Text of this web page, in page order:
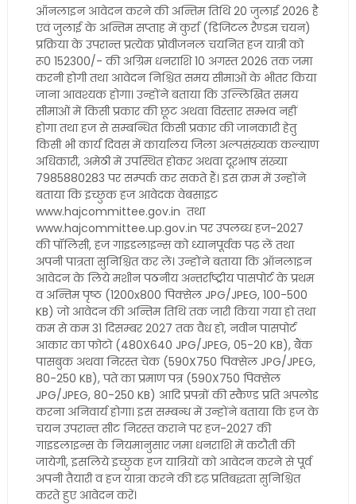
ऑनलाइन आवेदन करने की अन्तिम तिथि 20 जुलाई 2026 है
एवं जुलाई के अन्तिम सप्ताह में कुर्रा (डिजिटल रैण्डम चयन)
प्रक्रिया के उपरान्त प्रत्येक प्रोवीजनल चयनित हज यात्री को
रू0 152300/- की अग्रिम धनराशि 10 अगस्त 2026 तक जमा
करनी होगी तथा आवेदन निश्चित समय सीमाओं के भीतर किया
जाना आवश्यक होगा। उन्होंने बताया कि उल्लिखित समय
सीमाओं में किसी प्रकार की छूट अथवा विस्तार सम्भव नहीं
होगा तथा हज से सम्बन्धित किसी प्रकार की जानकारी हेतु
किसी भी कार्य दिवस में कार्यालय जिला अल्पसंख्यक कल्याण
अधिकारी, अमेठी में उपस्थित होकर अथवा दूरभाष संख्या
7985880283 पर सम्पर्क कर सकते हैं। इस क्रम में उन्होंने
बताया कि इच्छुक हज आवेदक वेबसाइट
www.hajcommittee.gov.in तथा
www.hajcommittee.up.gov.in पर उपलब्ध हज-2027
की पॉलिसी, हज गाइडलाइन्स को ध्यानपूर्वक पढ़ लें तथा
अपनी पात्रता सुनिश्चित कर लें। उन्होंने बताया कि ऑनलाइन
आवेदन के लिये मशीन पठनीय अन्तर्राष्ट्रीय पासपोर्ट के प्रथम
व अन्तिम पृष्ठ (1200x800 पिक्सेल JPG/JPEG, 100-500
KB) जो आवेदन की अन्तिम तिथि तक जारी किया गया हो तथा
कम से कम 31 दिसम्बर 2027 तक वैध हो, नवीन पासपोर्ट
आकार का फोटो (480X640 JPG/JPEG, 05-20 KB), बैंक
पासबुक अथवा निरस्त चेक (590X750 पिक्सेल JPG/JPEG,
80-250 KB), पते का प्रमाण पत्र (590X750 पिक्सेल
JPG/JPEG, 80-250 KB) आदि प्रपत्रों की स्कैण्ड प्रति अपलोड
करना अनिवार्य होगा। इस सम्बन्ध में उन्होंने बताया कि हज के
चयन उपरान्त सीट निरस्त कराने पर हज-2027 की
गाइडलाइन्स के नियमानुसार जमा धनराशि में कटौती की
जायेगी, इसलिये इच्छुक हज यात्रियों को आवेदन करने से पूर्व
अपनी तैयारी व हज यात्रा करने की दृढ़ प्रतिबद्धता सुनिश्चित
करते हुए आवेदन करें।